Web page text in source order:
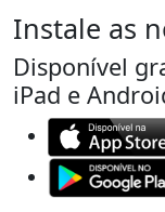
Instale as
Disponível
iPad e